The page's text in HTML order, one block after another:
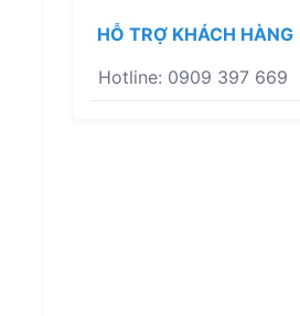
HỖ TRỢ KHÁCH HÀNG
Hotline: 0909 397 669